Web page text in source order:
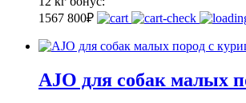
1567 800₽
AJO для собак малых